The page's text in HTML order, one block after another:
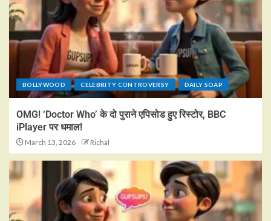
BOLLYWOOD CELEBRITY CONTROVERSY DAILY SOAP
OMG! ‘Doctor Who’ के दो पुराने एपिसोड हुए रिस्टोर, BBC
iPlayer पर धमाल!
March 13, 2026 Richal